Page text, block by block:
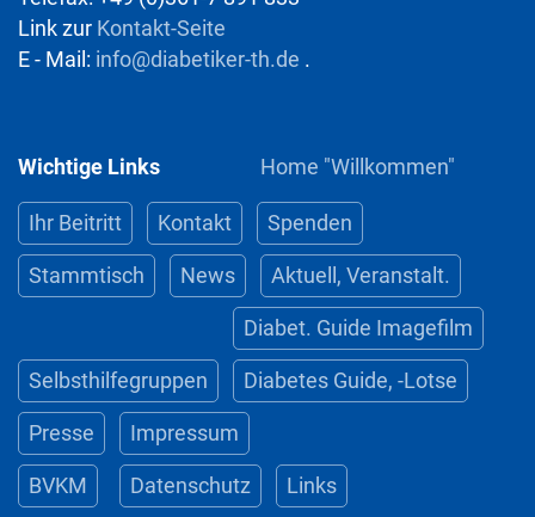
Link zur Kontakt-Seite
E - Mail: info@diabetiker-th.de .
Wichtige Links Home "Willkommen"
Ihr Beitritt Kontakt Spenden
Stammtisch News Aktuell, Veranstalt.
Selbsthilfegruppen
Diabet. Guide Imagefilm
Diabetes Guide, -Lotse
Presse
BVKM
Impressum
Datenschutz Links